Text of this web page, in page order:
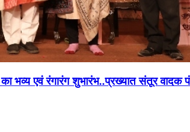
का भव्य एवं रंगारंग शुभारंभ..प्रख्यात संतूर